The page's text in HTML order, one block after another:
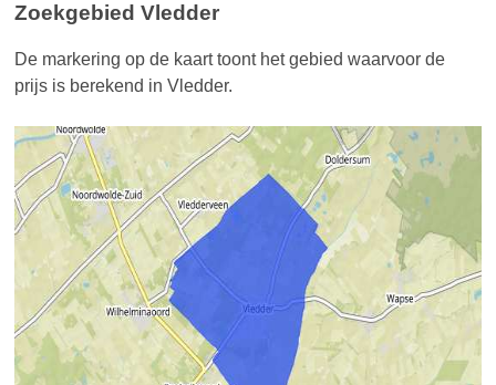
Zoekgebied Vledder
De markering op de kaart toont het gebied waarvoor de
prijs is berekend in Vledder.